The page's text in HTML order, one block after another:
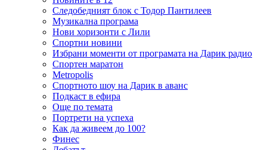
Следобедният блок с Тодор Пантилеев
Музикална програма
Нови хоризонти с Лили
Спортни новини
Избрани моменти от програмата на Дарик радио
Спортен маратон
Metropolis
Спортното шоу на Дарик в аванс
Подкаст в ефира
Още по темата
Портрети на успеха
Как да живеем до 100?
Финес